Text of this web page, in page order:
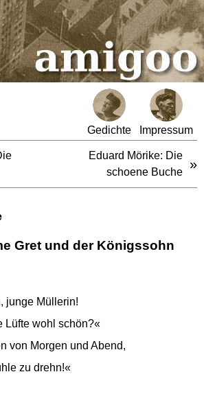
Gedichte Impressum
Eduard Mörike: Die
schoene Buche
»
Gret und der Königssohn
junge Müllerin!
Lüfte wohl schön?«
von Morgen und Abend,
zu drehn!«